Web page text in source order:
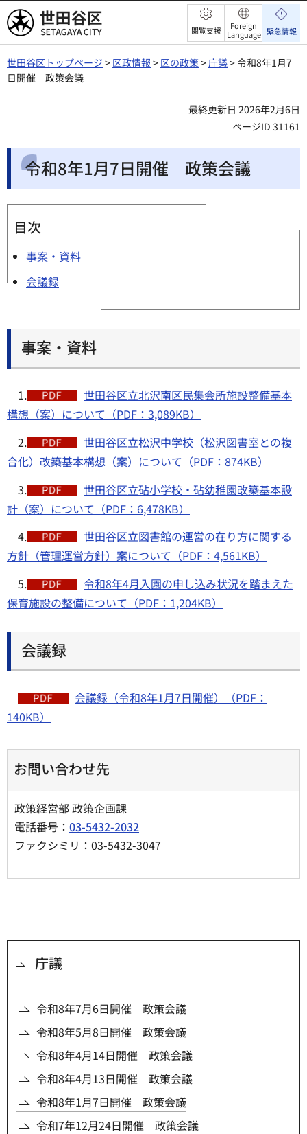
世田谷区 閲覧支援
Foreign
Language 緊急情報
世田谷区トップページ > 区政情報 > 区の政策>庁議> 令和8年1月7
日開催 政策会議
最終更新日 2026年2月6日
ページID 31161
令和8年1月7日開催 政策会議
目次
事案・資料
会議録
事案・資料
1.
世田谷区立北沢南区民集会所施設整備基本
構想（案）について（PDF：3,089KB）
2.
世田谷区立松沢中学校（松沢図書室との複
合化）改築基本構想（案）について（PDF：874KB）
3.
世田谷区立砧小学校・砧幼稚園改築基本設
計（案）について（PDF：6,478KB）
4.
世田谷区立図書館の運営の在り方に関する
方針（管理運営方針）案について（PDF：4,561KB）
5.
令和8年4月入園の申し込み状況を踏まえた
保育施設の整備について（PDF：1,204KB）
会議録
会議録（令和8年1月7日開催）（PDF：
140KB）
お問い合わせ先
政策経営部 政策企画課
電話番号： 03-5432-2032
ファクシミリ：03-5432-3047
庁議
令和8年7月6日開催 政策会議
令和8年5月8日開催 政策会議
令和8年4月14日開催 政策会議
令和8年4月13日開催 政策会議
令和8年1月7日開催 政策会議
令和7年12月24日開催 政策会議